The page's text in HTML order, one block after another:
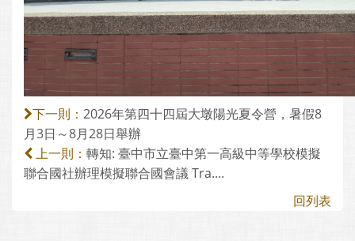
下一則： 2026年第四十四屆大墩陽光夏令營，暑假8
月3日～8月28日舉辦
上一則： 轉知: 臺中市立臺中第一高級中等學校模擬
聯合國社辦理模擬聯合國會議 Tra....
回列表